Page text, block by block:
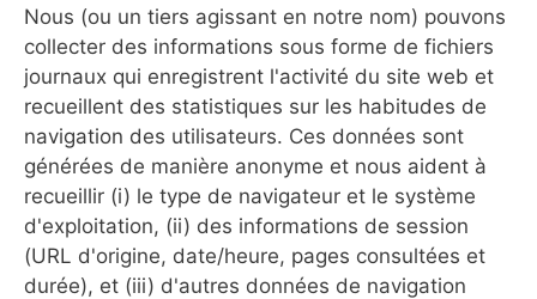
Nous (ou un tiers agissant en notre nom) pouvons
collecter des informations sous forme de fichiers
journaux qui enregistrent l'activité du site web et
recueillent des statistiques sur les habitudes de
navigation des utilisateurs. Ces données sont
générées de manière anonyme et nous aident à
recueillir (i) le type de navigateur et le système
d'exploitation, (ii) des informations de session
(URL d'origine, date/heure, pages consultées et
durée), et (iii) d'autres données de navigation